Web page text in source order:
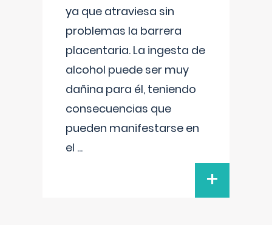
ya que atraviesa sin
problemas la barrera
placentaria. La ingesta de
alcohol puede ser muy
dañina para él, teniendo
consecuencias que
pueden manifestarse en
el ...
+